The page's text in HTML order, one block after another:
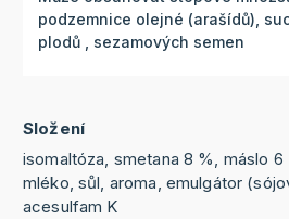
podzemnice olejné (arašídů),
plodů , sezamových semen
Složení
isomaltóza, smetana 8 %, máslo
mléko, sůl, aroma, emulgátor
acesulfam K